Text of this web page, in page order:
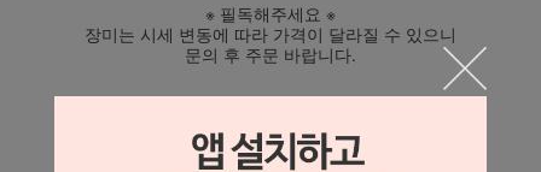
※ 필독해주세요 ※
장미는 시세 변동에 따라 가격이 달라질 수 있으니
문의 후 주문 바랍니다.